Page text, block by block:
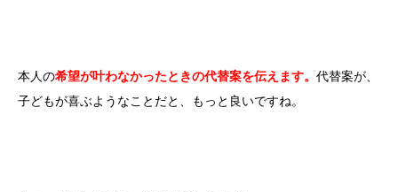
本人の希望が叶わなかったときの代替案を伝えます。 代替案が、
子どもが喜ぶようなことだと、もっと良いですね。